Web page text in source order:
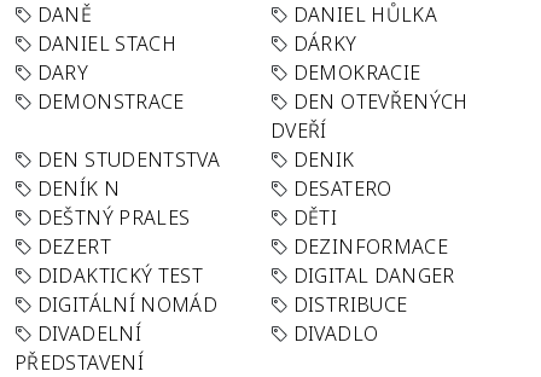
DANĚ
DANIEL HŮLKA
DANIEL STACH
DÁRKY
DARY
DEMOKRACIE
DEMONSTRACE
DEN OTEVŘENÝCH
DVEŘÍ
DEN STUDENTSTVA
DENIK
DENÍK N
DESATERO
DEŠTNÝ PRALES
DĚTI
DEZERT
DEZINFORMACE
DIDAKTICKÝ TEST
DIGITAL DANGER
DIGITÁLNÍ NOMÁD
DISTRIBUCE
DIVADELNÍ
PŘEDSTAVENÍ
DIVADLO